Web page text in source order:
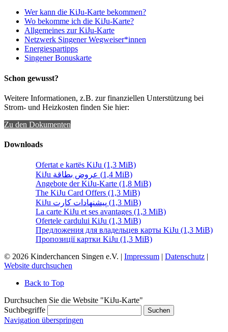
Wer kann die KiJu-Karte bekommen?
Wo bekomme ich die KiJu-Karte?
Allgemeines zur KiJu-Karte
Netzwerk Singener Wegweiser*innen
Energiespartipps
Singener Bonuskarte
Schon gewusst?
Weitere Informationen, z.B. zur finanziellen Unterstützung bei
Strom- und Heizkosten finden Sie hier:
Zu den Dokumenten
Downloads
Ofertat e kartës KiJu (1,3 MiB)
(1,4 MiB)
Angebote der KiJu-Karte (1,8 MiB)
The KiJu Card Offers (1,3 MiB)
(1,3 MiB)
La carte KiJu et ses avantages (1,3 MiB)
Ofertele cardului KiJu (1,3 MiB)
Предложения для владельцев карты KiJu (1,3 MiB)
Пропозиції картки KiJu (1,3 MiB)
© 2026 Kinderchancen Singen e.V. | Impressum | Datenschutz |
Website durchsuchen
Back to Top
Durchsuchen Sie die Website "KiJu-Karte"
Suchbegriffe
Suchen
Navigation überspringen